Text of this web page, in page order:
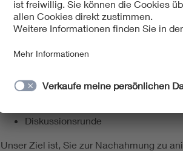
Programm:
Begrüßung
Einleitung: Was ist ein Prosumer/
zum Prosumer entwickelt.
Diskussionsrunde
Unser Ziel ist, Sie zur Nachahmung zu